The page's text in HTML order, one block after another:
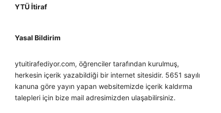
YTÜ İtiraf
Yasal Bildirim
ytuitirafediyor.com, öğrenciler tarafından kurulmuş,
herkesin içerik yazabildiği bir internet sitesidir. 5651 sayılı
kanuna göre yayın yapan websitemizde içerik kaldırma
talepleri için bize mail adresimizden ulaşabilirsiniz.